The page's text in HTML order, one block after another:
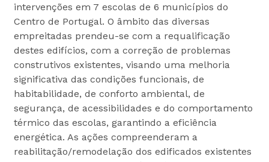
intervenções em 7 escolas de 6 municípios do
Centro de Portugal. O âmbito das diversas
empreitadas prendeu-se com a requalificação
destes edifícios, com a correção de problemas
construtivos existentes, visando uma melhoria
significativa das condições funcionais, de
habitabilidade, de conforto ambiental, de
segurança, de acessibilidades e do comportamento
térmico das escolas, garantindo a eficiência
energética. As ações compreenderam a
reabilitação/remodelação dos edificados existentes